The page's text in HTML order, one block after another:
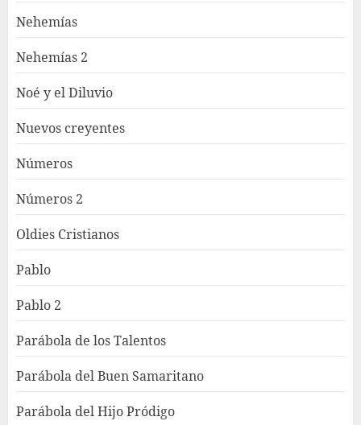
Nehemías
Nehemías 2
Noé y el Diluvio
Nuevos creyentes
Números
Números 2
Oldies Cristianos
Pablo
Pablo 2
Parábola de los Talentos
Parábola del Buen Samaritano
Parábola del Hijo Pródigo